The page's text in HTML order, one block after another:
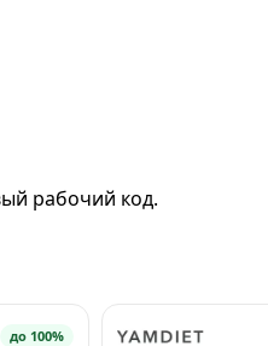
рабочий код.
до 100%